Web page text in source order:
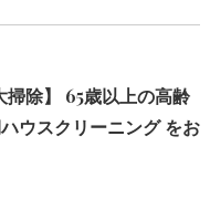
除】 65歳以上の高齢
ウスクリーニング をお